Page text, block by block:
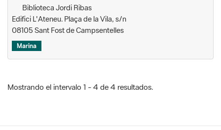
Biblioteca Jordi Ribas
Edifici L'Ateneu. Plaça de la Vila, s/n
08105 Sant Fost de Campsentelles
Marina
Mostrando el intervalo 1 - 4 de 4 resultados.